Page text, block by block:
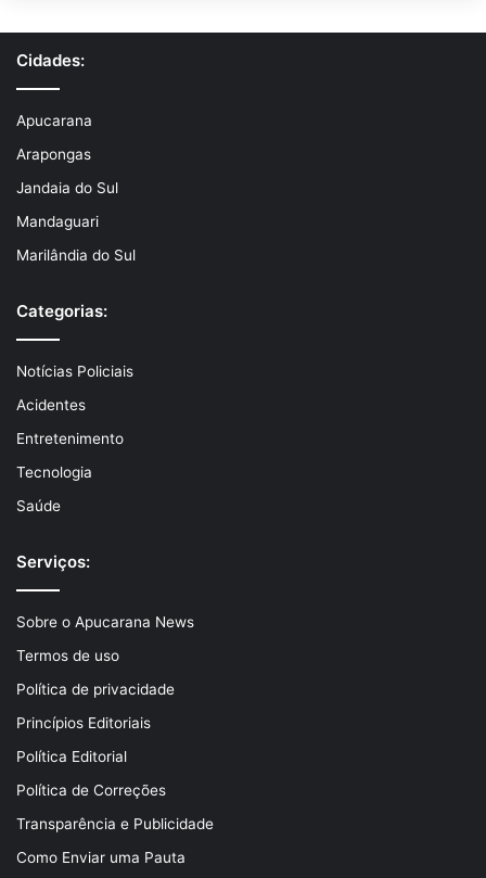
Cidades:
Apucarana
Arapongas
Jandaia do Sul
Mandaguari
Marilândia do Sul
Categorias:
Notícias Policiais
Acidentes
Entretenimento
Tecnologia
Saúde
Serviços:
Sobre o Apucarana News
Termos de uso
Política de privacidade
Princípios Editoriais
Política Editorial
Política de Correções
Transparência e Publicidade
Como Enviar uma Pauta